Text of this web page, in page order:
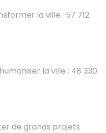
la ville : 57 712
la ville : 48 330
de grands projets